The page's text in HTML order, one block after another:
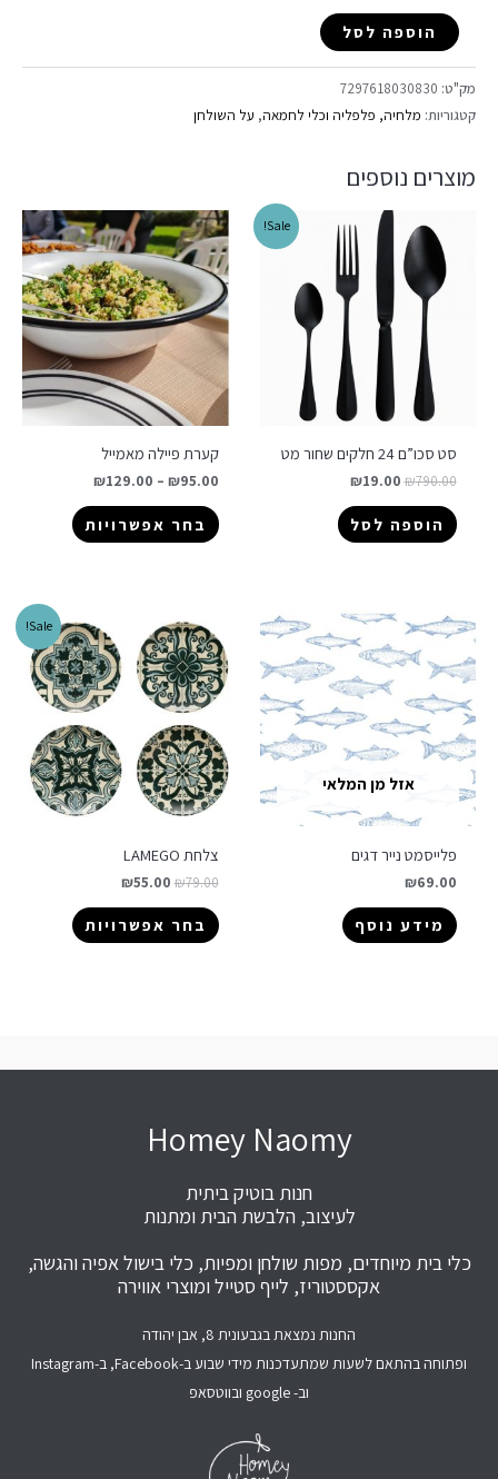
הוספה לסל
מק"ט: 7297618030830
קטגוריות: מלחיה, פלפליה וכלי לחמאה, על השולחן
מוצרים נוספים
Sale!
סט סכו”ם 24 חלקים שחור מט
₪790.00
₪19.00
הוספה לסל
קערת פיילה מאמייל
₪95.00
–
₪129.00
בחר אפשרויות
אזל מן המלאי
פלייסמט נייר דגים
₪69.00
מידע נוסף
Sale!
צלחת LAMEGO
₪79.00
₪55.00
בחר אפשרויות
Homey Naomy
חנות בוטיק ביתית
לעיצוב, הלבשת הבית ומתנות
כלי בית מיוחדים, מפות שולחן ומפיות, כלי בישול אפיה והגשה,
אקססטוריז, לייף סטייל ומוצרי אווירה
החנות נמצאת בגבעונית 8, אבן יהודה
ופתוחה בהתאם לשעות שמתעדכנות מידי שבוע ב-Facebook, ב-Instagram
וב- google ובווטסאפ